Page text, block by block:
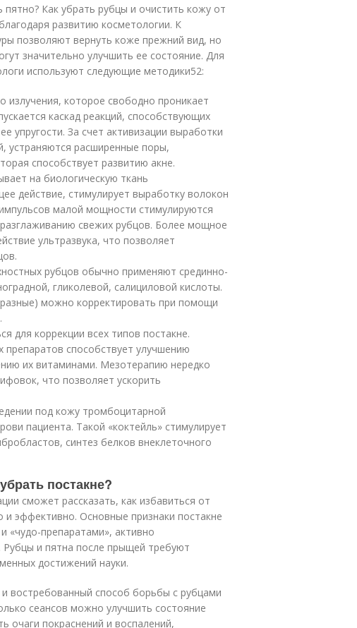
Как убрать рубцы и очистить кожу от
развитию косметологии. К
позволяют вернуть коже прежний вид, но
значительно улучшить ее состояние. Для
используют следующие методики52:
излучения, которое свободно проникает
каскад реакций, способствующих
За счет активизации выработки
устраняются расширенные поры,
способствует развитию акне.
на биологическую ткань
действие, стимулирует выработку волокон
малой мощности стимулируются
свежих рубцов. Более мощное
ультразвука, что позволяет
рубцов обычно применяют срединно-
гликолевой, салициловой кислоты.
можно корректировать при помощи
для коррекции всех типов постакне.
способствует улучшению
их витаминами. Мезотерапию нередко
что позволяет ускорить
под кожу тромбоцитарной
пациента. Такой «коктейль» стимулирует
синтез белков внеклеточного
постакне?
сможет рассказать, как избавиться от
эффективно. Основные признаки постакне
«чудо-препаратами», активно
и пятна после прыщей требуют
достижений науки.
востребованный способ борьбы с рубцами
сеансов можно улучшить состояние
очаги покраснений и воспалений,